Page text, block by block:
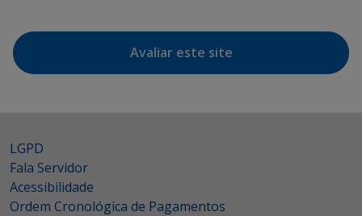
Avaliar este site
LGPD
Fala Servidor
Acessibilidade
Ordem Cronológica de Pagamentos